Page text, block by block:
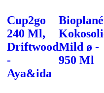
Cup2go
240 Ml,
Driftwood
-
Aya&ida
Mild ø -
950 Ml